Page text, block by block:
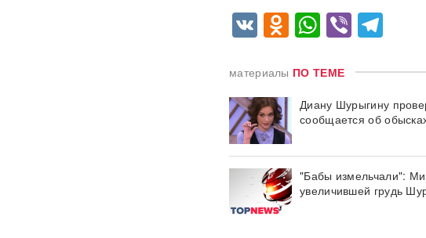
VK WhatsApp
Viber
материалы ПО ТЕМЕ
Диану Шурыгину
сообщается об
"Бабы измельчали":
увеличившей грудь